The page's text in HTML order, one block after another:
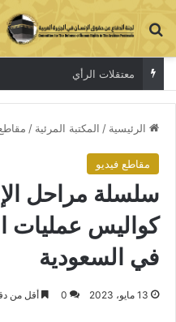
بحث عن
معتقلات الرأي
الرئيسية / المكتبة المرئية /
مقاطع فيديو
سلسلة مراحل
كواليس عمليات
في السعودية
13 مايو، 2023 0 أقل من